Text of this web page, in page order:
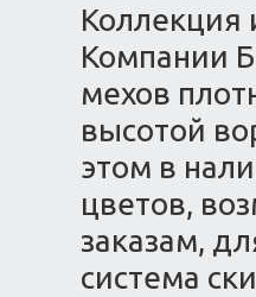
Коллекция
Компании
мехов
высотой
этом в
цветов,
заказам,
система